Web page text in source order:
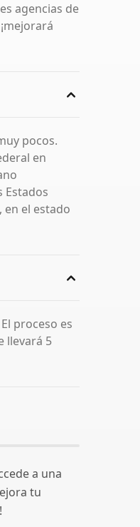
agencias de
pocos.
en
Estados
el estado
proceso es
llevará 5
a una
tu